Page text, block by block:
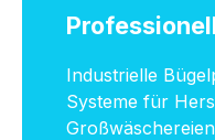
Industrielle
Systeme für